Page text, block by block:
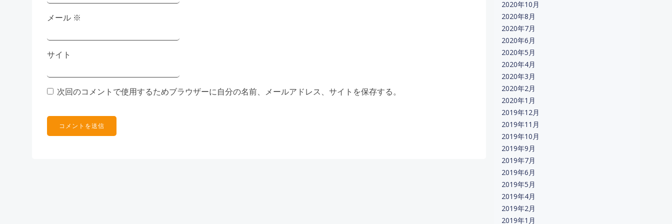
メール ※
サイト
次回のコメントで使用するためブラウザーに自分の名前、メールアドレス、サイトを保存する。
2020年10月
2020年8月
2020年7月
2020年6月
2020年5月
2020年4月
2020年3月
2020年2月
2020年1月
2019年12月
2019年11月
2019年10月
2019年9月
2019年7月
2019年6月
2019年5月
2019年4月
2019年2月
2019年1月